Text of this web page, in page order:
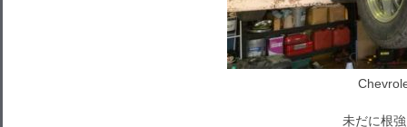
未だに根